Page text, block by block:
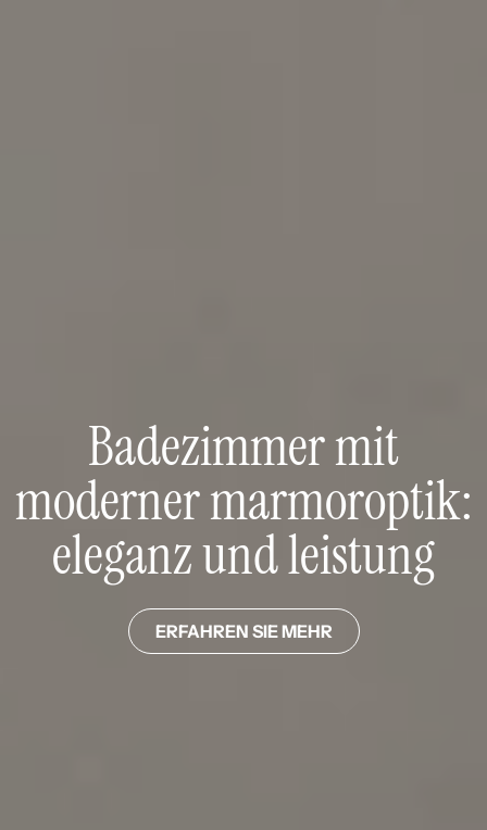
Badezimmer mit
moderner marmoroptik:
eleganz und leistung
ERFAHREN SIE MEHR